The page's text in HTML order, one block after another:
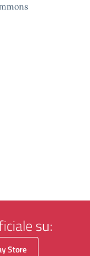
su:
Store